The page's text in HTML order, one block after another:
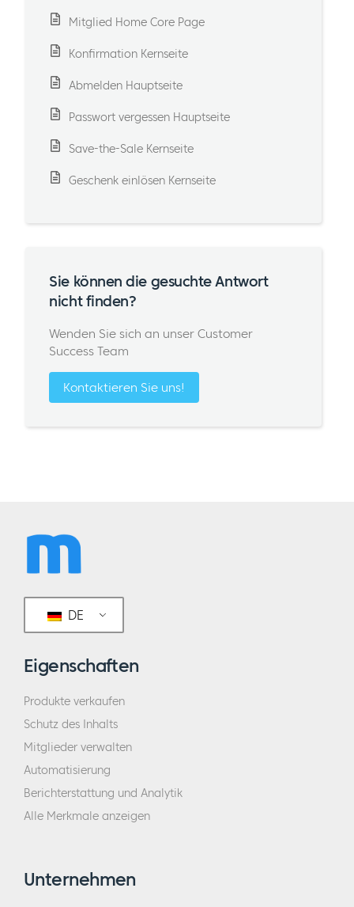
Mitglied Home Core Page
Konfirmation Kernseite
Abmelden Hauptseite
Passwort vergessen Hauptseite
Save-the-Sale Kernseite
Geschenk einlösen Kernseite
Sie können die gesuchte Antwort
nicht finden?
Wenden Sie sich an unser Customer
Success Team
Kontaktieren Sie uns!
DE
Eigenschaften
Produkte verkaufen
Schutz des Inhalts
Mitglieder verwalten
Automatisierung
Berichterstattung und Analytik
Alle Merkmale anzeigen
Unternehmen